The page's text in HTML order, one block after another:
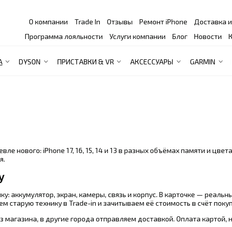
О компании Trade In Отзывы Ремонт iPhone
Доставка
Программа лояльности
Услуги компании Блог Новости
DYSON ПРИСТАВКИ & VR АКСЕССУАРЫ GARMIN
нового: iPhone 17, 16, 15, 14 и 13 в разных объёмах памяти и
аккумулятор, экран, камеры, связь и корпус. В карточке —
старую технику в Trade-in и зачитываем её стоимость в счёт
в другие города отправляем доставкой. Оплата картой,